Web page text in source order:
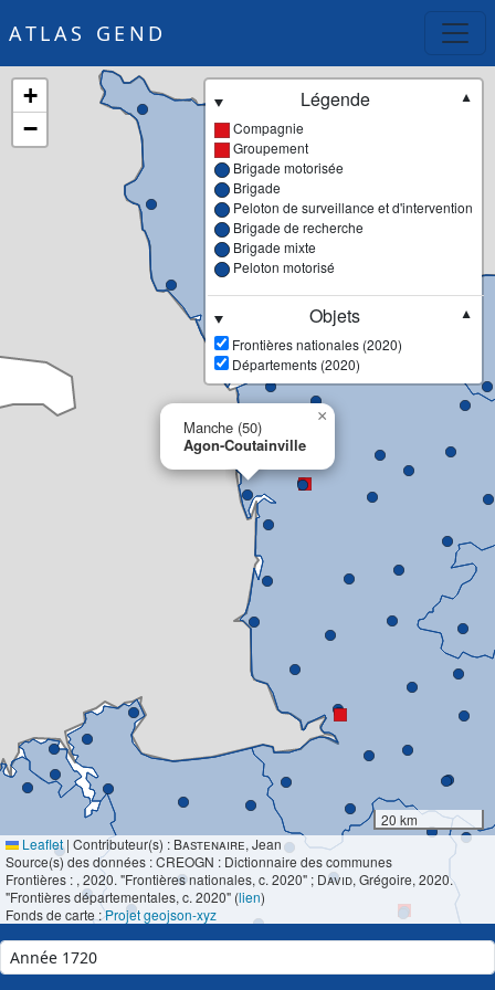
ATLAS GEND
Manche (50)
Agon-Coutainville
×
+
−
Légende
▼
Compagnie
Groupement
Brigade motorisée
Brigade
Peloton de surveillance et d'intervention
Brigade de recherche
Brigade mixte
Peloton motorisé
Objets
▼
Frontières nationales (2020)
Départements (2020)
20 km
Leaflet | Contributeur(s) : Bastenaire, Jean
Source(s) des données : CREOGN : Dictionnaire des communes
Frontières : , 2020. "Frontières nationales, c. 2020" ; David, Grégoire, 2020.
"Frontières départementales, c. 2020" (lien)
Fonds de carte :Projet geojson-xyz